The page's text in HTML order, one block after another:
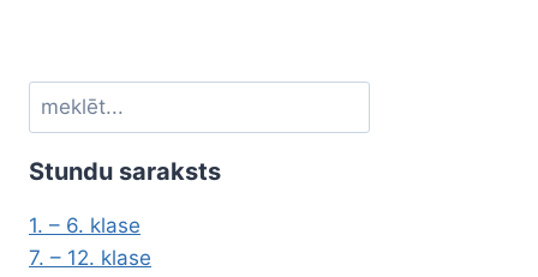
u
m
r
P
Meklēt
Stundu saraksts
1. – 6. klase
7. – 12. klase